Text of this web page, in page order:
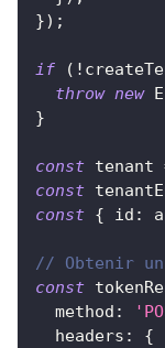
}) ;
if ( !
throw new
}
const tenant
const
const { id :
// Obtenir un
const
method :
headers :
{